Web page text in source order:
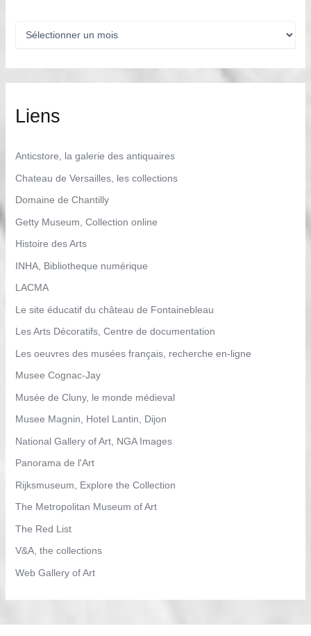
h
i
e
sLiens
Anticstore, la galerie des antiquaires
Chateau de Versailles, les collections
Domaine de Chantilly
Getty Museum, Collection online
Histoire des Arts
INHA, Bibliotheque numérique
LACMA
Le site éducatif du château de Fontainebleau
Les Arts Décoratifs, Centre de documentation
Les oeuvres des musées français, recherche en-ligne
Musee Cognac-Jay
Musée de Cluny, le monde médieval
Musee Magnin, Hotel Lantin, Dijon
National Gallery of Art, NGA Images
Panorama de l'Art
Rijksmuseum, Explore the Collection
The Metropolitan Museum of Art
The Red List
V&A, the collections
Web Gallery of Art